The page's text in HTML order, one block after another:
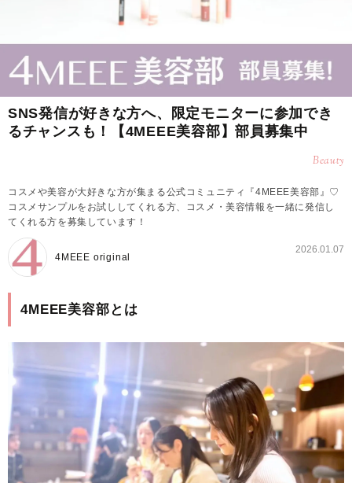
SNS発信が好きな方へ、限定モニターに参加でき
るチャンスも！【4MEEE美容部】部員募集中
Beauty
コスメや美容が大好きな方が集まる公式コミュニティ『4MEEE美容部』♡
コスメサンプルをお試ししてくれる方、コスメ・美容情報を一緒に発信し
てくれる方を募集しています！
4MEEE original
2026.01.07
4MEEE美容部とは